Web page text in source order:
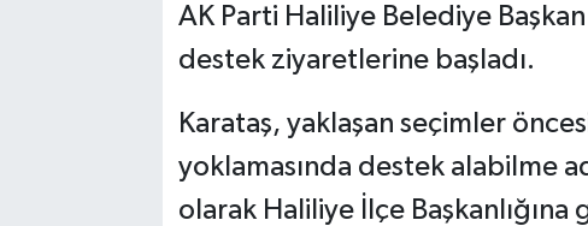
AK Parti Haliliye Belediye
destek ziyaretlerine başladı.
Karataş, yaklaşan seçimler
yoklamasında destek alabilme
olarak Haliliye İlçe